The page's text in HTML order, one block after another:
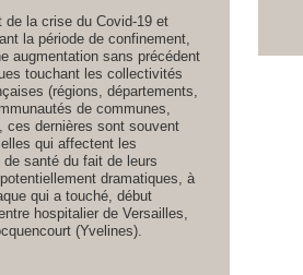
de la crise du Covid-19 et
la période de confinement,
augmentation sans précédent
touchant les collectivités
(régions, départements,
de communes,
ces dernières sont souvent
qui affectent les
santé du fait de leurs
dramatiques, à
qui a touché, début
hospitalier de Versailles,
(Yvelines).